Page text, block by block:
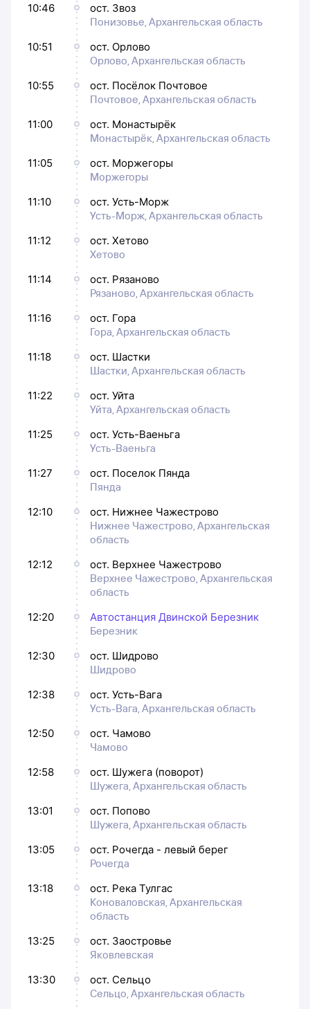
10:46
ост. Звоз
Понизовье, Архангельская область
10:51
ост. Орлово
Орлово, Архангельская область
10:55
ост. Посёлок Почтовое
Почтовое, Архангельская область
11:00
ост. Монастырёк
Монастырёк, Архангельская область
11:05
ост. Моржегоры
Моржегоры
11:10
ост. Усть-Морж
Усть-Морж, Архангельская область
11:12
ост. Хетово
Хетово
11:14
ост. Рязаново
Рязаново, Архангельская область
11:16
ост. Гора
Гора, Архангельская область
11:18
ост. Шастки
Шастки, Архангельская область
11:22
ост. Уйта
Уйта, Архангельская область
11:25
ост. Усть-Ваеньга
Усть-Ваеньга
11:27
ост. Поселок Пянда
Пянда
12:10
ост. Нижнее Чажестрово
Нижнее Чажестрово, Архангельская
область
12:12
ост. Верхнее Чажестрово
Верхнее Чажестрово, Архангельская
область
12:20
Автостанция Двинской Березник
Березник
12:30
ост. Шидрово
Шидрово
12:38
ост. Усть-Вага
Усть-Вага, Архангельская область
12:50
ост. Чамово
Чамово
12:58
ост. Шужега (поворот)
Шужега, Архангельская область
13:01
ост. Попово
Шужега, Архангельская область
13:05
ост. Рочегда - левый берег
Рочегда
13:18
ост. Река Тулгас
Коноваловская, Архангельская
область
13:25
ост. Заостровье
Яковлевская
13:30
ост. Сельцо
Сельцо, Архангельская область